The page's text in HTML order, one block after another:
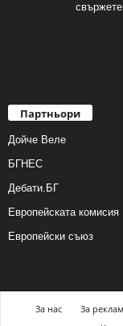
Партньори
Дойче Веле
БГНЕС
Дебати.БГ
Европейската комисия
Европейски съюз
За нас За